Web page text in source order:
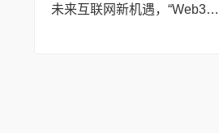
未来互联网新机遇，“Web3技术驱动创作经济蓝海”论坛举行